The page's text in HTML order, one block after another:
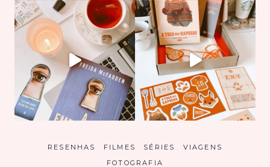
RESENHAS FILMES SÉRIES
VIAGENS
FOTOGRAFIA